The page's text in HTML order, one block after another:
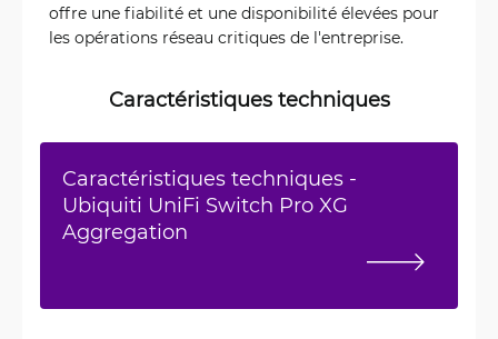
offre une fiabilité et une disponibilité élevées pour
les opérations réseau critiques de l'entreprise.
Caractéristiques techniques
Caractéristiques techniques -
Ubiquiti UniFi Switch Pro XG
Aggregation